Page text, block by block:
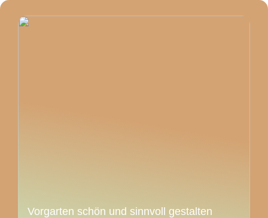
Vorgarten schön und sinnvoll gestalten